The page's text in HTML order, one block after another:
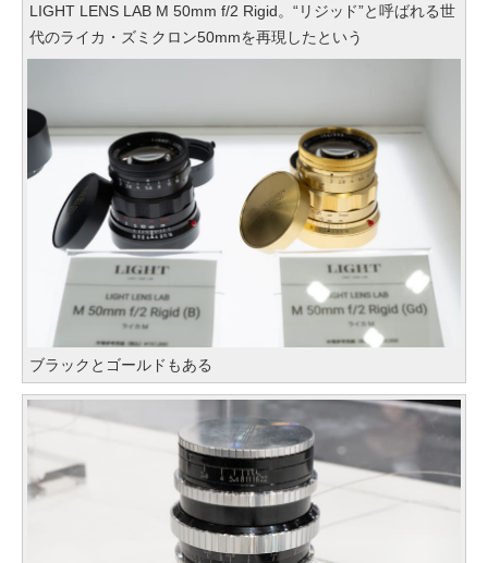
LIGHT LENS LAB M 50mm f/2 Rigid。“リジッド”と呼ばれる世
代のライカ・ズミクロン50mmを再現したという
ブラックとゴールドもある